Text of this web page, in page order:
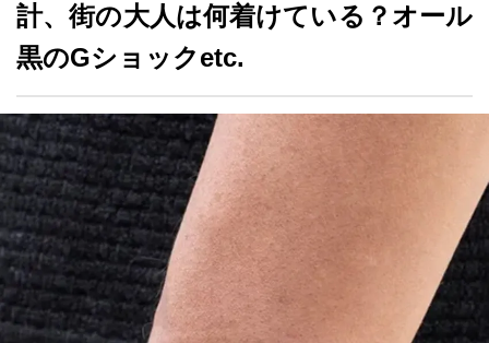
計、街の大人は何着けている？オール
黒のGショックetc.